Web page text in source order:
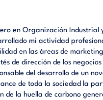
en Organización Industrial
mi actividad
en las áreas de
de dirección de los
del desarrollo de un
de toda la sociedad la
de la huella de carbono